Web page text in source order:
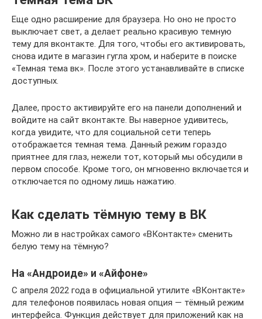
Еще одно расширение для браузера. Но оно не просто
выключает свет, а делает реально красивую темную
тему для вконтакте. Для того, чтобы его активировать,
снова идите в магазин гугла хром, и наберите в поиске
«Темная тема вк». После этого устанавливайте в списке
доступных.
Далее, просто активируйте его на панели дополнений и
войдите на сайт вконтакте. Вы наверное удивитесь,
когда увидите, что для социальной сети теперь
отображается темная тема. Данный режим гораздо
приятнее для глаз, нежели тот, который мы обсудили в
первом способе. Кроме того, он мгновенно включается и
отключается по одному лишь нажатию.
Как сделать тёмную тему в ВК
Можно ли в настройках самого «ВКонтакте» сменить
белую тему на тёмную?
На «Андроиде» и «Айфоне»
С апреля 2022 года в официальной утилите «ВКонтакте»
для телефонов появилась новая опция — тёмный режим
интерфейса. Функция действует для приложений как на